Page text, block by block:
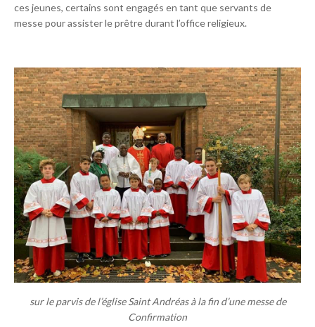
ces jeunes, certains sont engagés en tant que servants de
messe pour assister le prêtre durant l’office religieux.
sur le parvis de l’église Saint Andréas à la fin d’une messe de
Confirmation